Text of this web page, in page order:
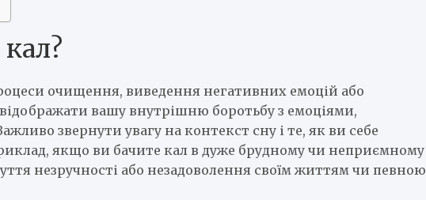
очищення, виведення негативних емоцій або
вашу внутрішню боротьбу з емоціями,
звернути увагу на контекст сну і те, як ви себе
якщо ви бачите кал в дуже брудному чи неприємному
незручності або незадоволення своїм життям чи певною